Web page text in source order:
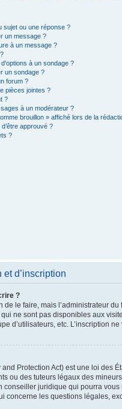
sujet ou une réponse ?
un message ?
à un message ?
à un sondage ?
un sondage ?
forum ?
pièces jointes ?
?
à un modérateur ?
brouillon » affiché lors de la
approuvé ?
?
d’inscription
?
de le faire, mais l’administrateur
ne sont pas disponibles aux
d’utilisateurs, etc. L’inscription
Protection Act) est une loi des
ou des tuteurs légaux des
conseiller juridique qui pourra
concerne les questions légales,